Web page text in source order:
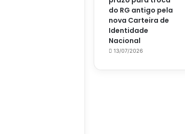
do RG antigo pela
nova Carteira de
Identidade
Nacional
13/07/2026